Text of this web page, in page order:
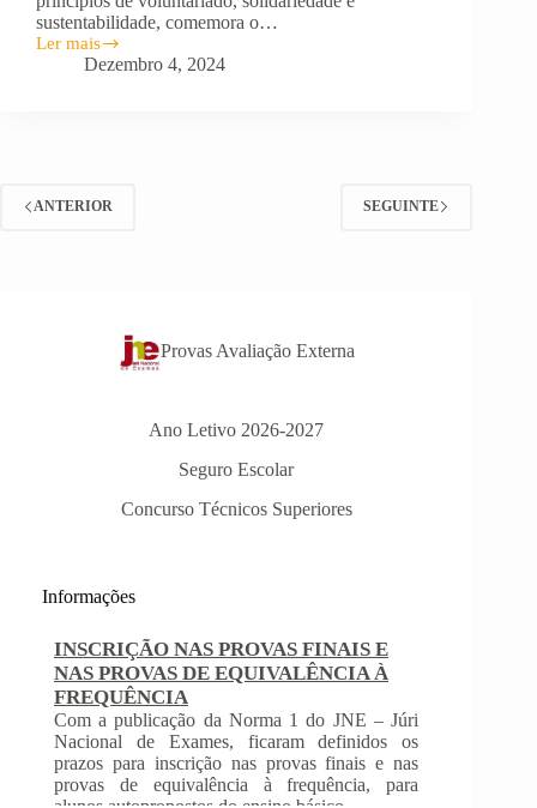
sustentabilidade, comemora o…
Ler mais
Dia
Internacional
Dezembro 4, 2024
ANTERIOR SEGUINTE
Provas Avaliação Externa
Ano Letivo 2026-2027
Seguro Escolar
Concurso Técnicos Superiores
Informações
INSCRIÇÃO NAS PROVAS FINAIS E
NAS PROVAS DE EQUIVALÊNCIA À
FREQUÊNCIA
Com a publicação da Norma 1 do JNE – Júri
Nacional de Exames, ficaram definidos os
prazos para inscrição nas provas finais e nas
provas de equivalência à frequência, para
alunos autopropostos do ensino básico.